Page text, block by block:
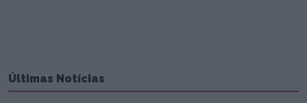
Últimas Notícias